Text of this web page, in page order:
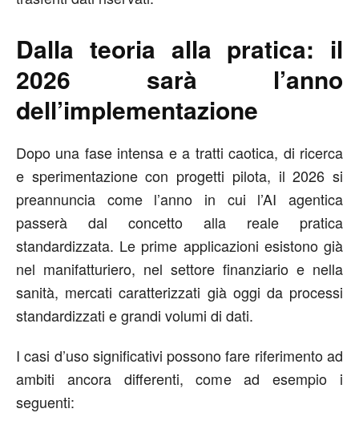
Dalla teoria alla pratica: il
2026 sarà l’anno
dell’implementazione
Dopo una fase intensa e a tratti caotica, di ricerca
e sperimentazione con progetti pilota, il 2026 si
preannuncia come l’anno in cui l’AI agentica
passerà dal concetto alla reale pratica
standardizzata. Le prime applicazioni esistono già
nel manifatturiero, nel settore finanziario e nella
sanità, mercati caratterizzati già oggi da processi
standardizzati e grandi volumi di dati.
I casi d’uso significativi possono fare riferimento ad
ambiti ancora differenti, come ad esempio i
seguenti: